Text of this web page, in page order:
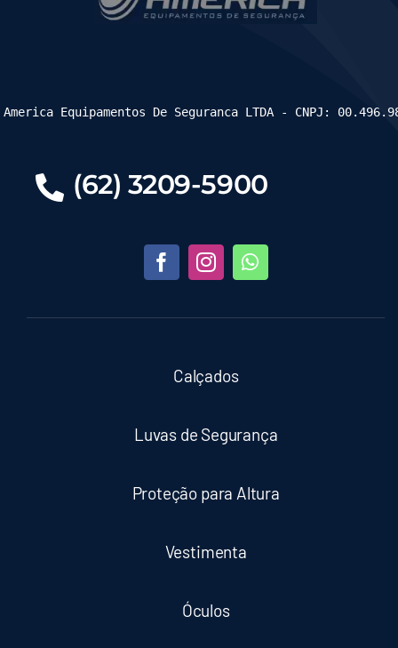
(62) 3209-5900
Calçados
Luvas de Segurança
Proteção para Altura
Vestimenta
Óculos
Equipamentos De Seguranca LTDA - CNPJ: